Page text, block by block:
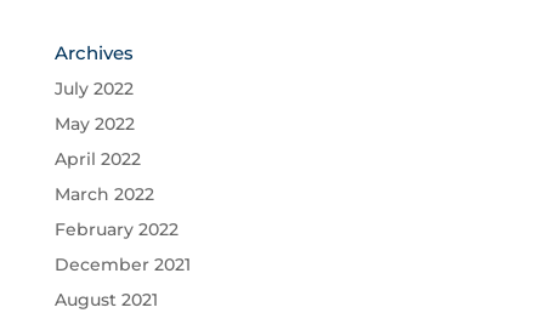
Archives
July 2022
May 2022
April 2022
March 2022
February 2022
December 2021
August 2021